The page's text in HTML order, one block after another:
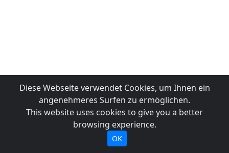
Diese Webseite verwendet Cookies, um Ihnen ein
angenehmeres Surfen zu ermöglichen.
This website uses cookies to give you a better
browsing experience.
OK